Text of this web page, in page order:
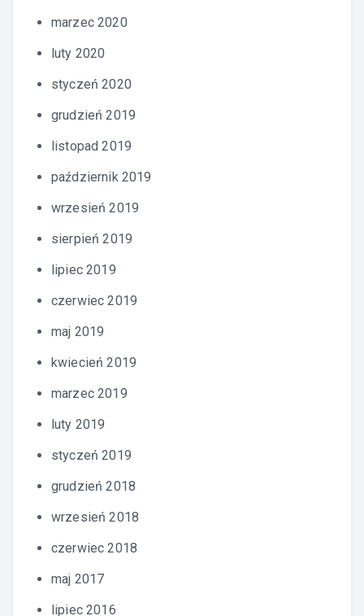
marzec 2020
luty 2020
styczeń 2020
grudzień 2019
listopad 2019
październik 2019
wrzesień 2019
sierpień 2019
lipiec 2019
czerwiec 2019
maj 2019
kwiecień 2019
marzec 2019
luty 2019
styczeń 2019
grudzień 2018
wrzesień 2018
czerwiec 2018
maj 2017
lipiec 2016